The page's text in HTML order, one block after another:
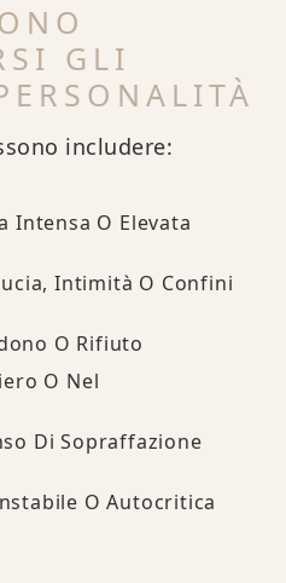
GLI
includere:
Intensa O Elevata
Intimità O Confini
O Rifiuto
O Nel
Di Sopraffazione
O Autocritica